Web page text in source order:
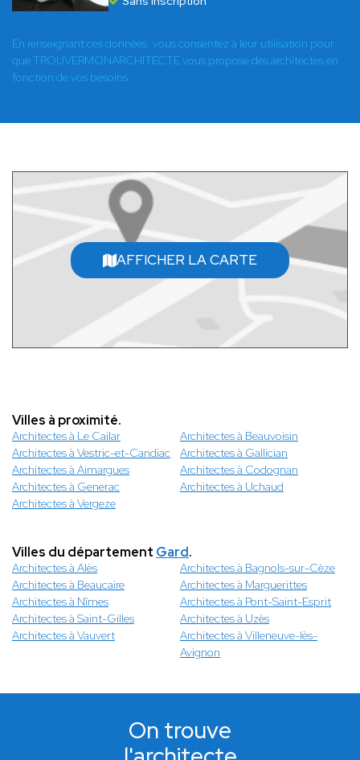
En renseignant ces données, vous consentez à leur utilisation pour
que TROUVERMONARCHITECTE vous propose des architectes en
fonction de vos besoins.
AFFICHER LA CARTE
Villes à proximité.
Architectes à Le Cailar
Architectes à Beauvoisin
Architectes à Vestric-et-Candiac
Architectes à Gallician
Architectes à Aimargues
Architectes à Codognan
Architectes à Generac
Architectes à Uchaud
Architectes à Vergeze
Villes du département Gard.
Architectes à Alès
Architectes à Bagnols-sur-Cèze
Architectes à Beaucaire
Architectes à Marguerittes
Architectes à Nîmes
Architectes à Pont-Saint-Esprit
Architectes à Saint-Gilles
Architectes à Uzès
Architectes à Vauvert
Architectes à Villeneuve-lès-
Avignon
On trouve